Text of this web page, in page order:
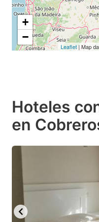
+
−
Leaflet| Map
Hoteles
en